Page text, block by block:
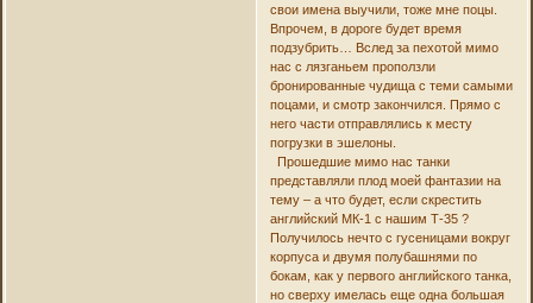
свои имена выучили, тоже мне поцы.
Впрочем, в дороге будет время
подзубрить… Вслед за пехотой мимо
нас с лязганьем проползли
бронированные чудища с теми самыми
поцами, и смотр закончился. Прямо с
него части отправлялись к месту
погрузки в эшелоны.
Прошедшие мимо нас танки
представляли плод моей фантазии на
тему – а что будет, если скрестить
английский МК-1 с нашим Т-35 ?
Получилось нечто с гусеницами вокруг
корпуса и двумя полубашнями по
бокам, как у первого английского танка,
но сверху имелась еще одна большая